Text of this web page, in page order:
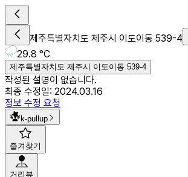
제주특별자치도 제주시 이도이동 539-4
29.8 °C
제주특별자치도 제주시 이도이동 539-4
작성된 설명이 없습니다.
최종 수정일: 2024.03.16
정보 수정 요청
k-pullup
즐겨찾기
거리뷰